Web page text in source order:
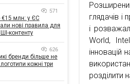
глядачів і
і
World,
інновацій
розділити
571
млн: у ЄС
нові правила для
ШІ-контенту
626
бренди більше не
кожні три